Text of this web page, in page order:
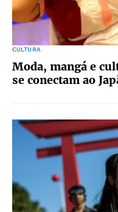
CULTURA
Moda, mangá e
se conectam ao